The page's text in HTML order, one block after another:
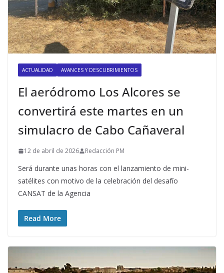
ACTUALIDAD AVANCES Y DESCUBRIMIENTOS
El aeródromo Los Alcores se
convertirá este martes en un
simulacro de Cabo Cañaveral
12 de abril de 2026 Redacción PM
Será durante unas horas con el lanzamiento de mini-
satélites con motivo de la celebración del desafío
CANSAT de la Agencia
Read More